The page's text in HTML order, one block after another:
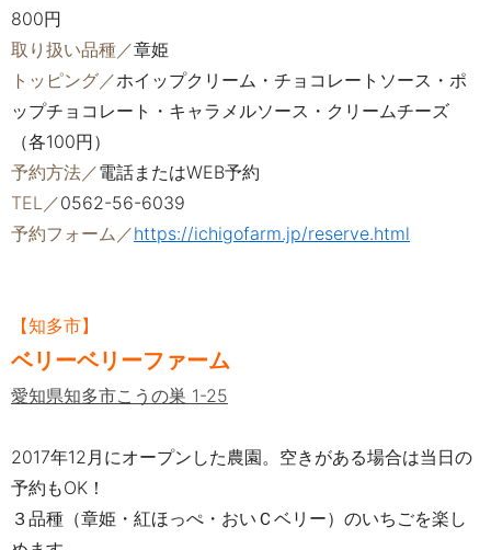
800円
取り扱い品種／章姫
トッピング／ホイップクリーム・チョコレートソース・ポ
ップチョコレート・キャラメルソース・クリームチーズ
（各100円）
予約方法／電話またはWEB予約
TEL／0562-56-6039
予約フォーム／https://ichigofarm.jp/reserve.html
【知多市】
ベリーベリーファーム
愛知県知多市こうの巣 1-25
2017年12月にオープンした農園。空きがある場合は当日の
予約もOK！
３品種（章姫・紅ほっぺ・おいＣベリー）のいちごを楽し